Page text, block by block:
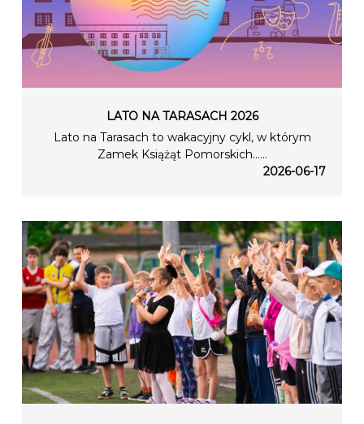
LATO NA TARASACH 2026
Lato na Tarasach to wakacyjny cykl, w którym
Zamek Książąt Pomorskich…...
2026-06-17